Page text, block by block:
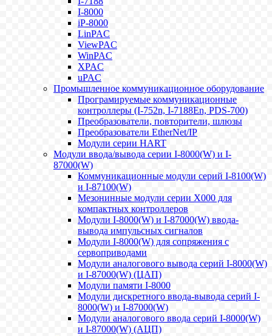
I-8000
iP-8000
LinPAC
ViewPAC
WinPAC
XPAC
uPAC
Промышленное коммуникационное оборудование
Програмируемые коммуникационные
контроллеры (I-752n, I-7188En, PDS-700)
Преобразователи, повторители, шлюзы
Преобразователи EtherNet/IP
Модули серии HART
Модули ввода/вывода серии I-8000(W) и I-
87000(W)
Коммуникационные модули серий I-8100(W)
и I-87100(W)
Мезонинные модули серии X000 для
компактных контроллеров
Модули I-8000(W) и I-87000(W) ввода-
вывода импульсных сигналов
Модули I-8000(W) для сопряжения с
сервоприводами
Модули аналогового вывода серий I-8000(W)
и I-87000(W) (ЦАП)
Модули памяти I-8000
Модули дискретного ввода-вывода серий I-
8000(W) и I-87000(W)
Модули аналогового ввода серий I-8000(W)
и I-87000(W) (АЦП)